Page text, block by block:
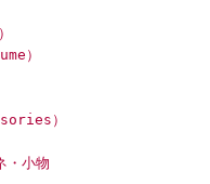
）
）
・小物